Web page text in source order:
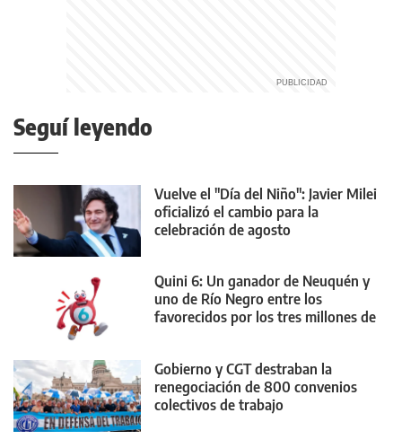
Seguí leyendo
Vuelve el "Día del Niño": Javier Milei
oficializó el cambio para la
celebración de agosto
Quini 6: Un ganador de Neuquén y
uno de Río Negro entre los
favorecidos por los tres millones de
Gobierno y CGT destraban la
renegociación de 800 convenios
colectivos de trabajo